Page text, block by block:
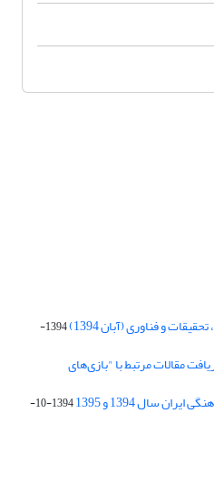
و فناوری (آبان 1394)
1394-
سال 1395 برای دریافت مقالات مرتبط با "بازی‌های
سال 1394 و 1395
1394-10-